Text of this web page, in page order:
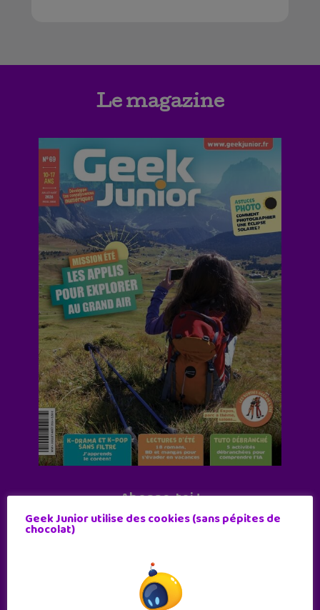
Le magazine
Abonne-toi !
11 numéros par an
JE M'ABONNE !
Geek Junior utilise des cookies (sans pépites de
chocolat)